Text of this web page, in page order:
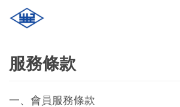
服務條款
一、會員服務條款